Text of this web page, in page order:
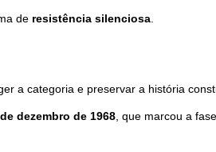
de resistência silenciosa.
a categoria e preservar a história
dezembro de 1968, que marcou a